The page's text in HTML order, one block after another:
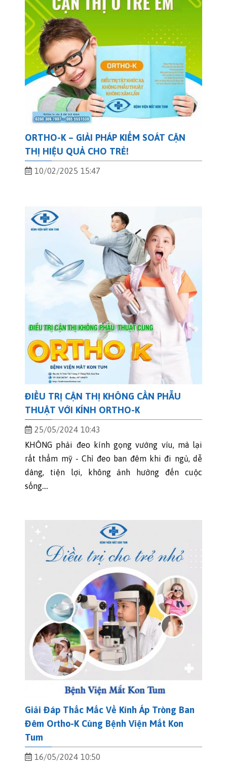
ORTHO-K – GIẢI PHÁP KIỂM SOÁT CẬN
THỊ HIỆU QUẢ CHO TRẺ!
10/02/2025 15:47
ĐIỀU TRỊ CẬN THỊ KHÔNG CẦN PHẪU
THUẬT VỚI KÍNH ORTHO-K
25/05/2024 10:43
KHÔNG phải đeo kính gọng vướng víu, mà lại
rất thẩm mỹ - Chỉ đeo ban đêm khi đi ngủ, dễ
dàng, tiện lợi, không ảnh hưởng đến cuộc
sống....
Giải Đáp Thắc Mắc Về Kính Áp Tròng Ban
Đêm Ortho-K Cùng Bệnh Viện Mắt Kon
Tum
16/05/2024 10:50